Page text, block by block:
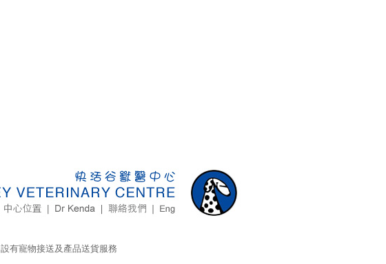
設有寵物接送及產品送貨服務